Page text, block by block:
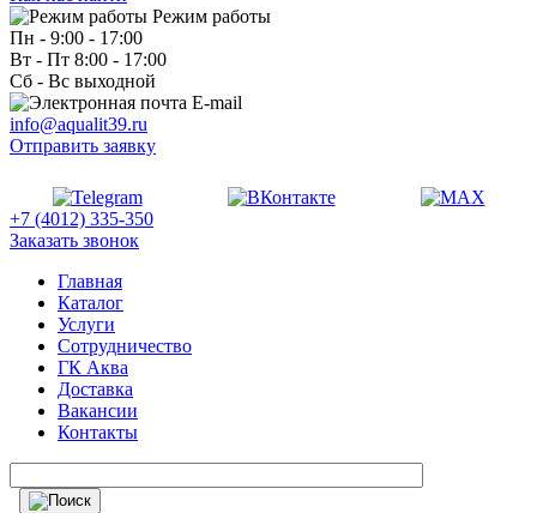
Режим работы
Пн - 9:00 - 17:00
Вт - Пт 8:00 - 17:00
Сб - Вс выходной
E-mail
info@aqualit39.ru
Отправить заявку
+7 (4012) 335-350
Заказать звонок
Главная
Каталог
Услуги
Сотрудничество
ГК Аква
Доставка
Вакансии
Контакты